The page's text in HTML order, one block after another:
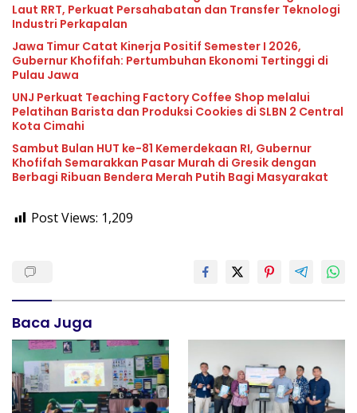
Laut RRT, Perkuat Persahabatan dan Transfer Teknologi
Industri Perkapalan
Jawa Timur Catat Kinerja Positif Semester I 2026,
Gubernur Khofifah: Pertumbuhan Ekonomi Tertinggi di
Pulau Jawa
UNJ Perkuat Teaching Factory Coffee Shop melalui
Pelatihan Barista dan Produksi Cookies di SLBN 2 Central
Kota Cimahi
Sambut Bulan HUT ke-81 Kemerdekaan RI, Gubernur
Khofifah Semarakkan Pasar Murah di Gresik dengan
Berbagi Ribuan Bendera Merah Putih Bagi Masyarakat
Post Views: 1,209
Baca Juga